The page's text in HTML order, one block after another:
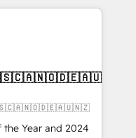
With over 115
EMEA - USA
the Year and 2024